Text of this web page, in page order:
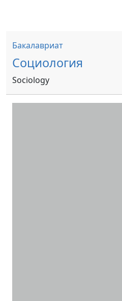
Бакалавриат
Социология
Sociology